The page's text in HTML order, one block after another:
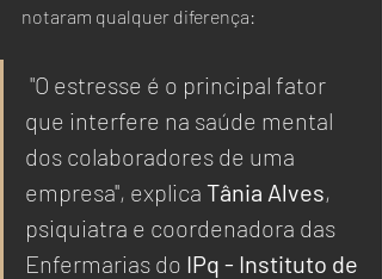
notaram qualquer diferença:
que interfere na saúde mental
dos colaboradores de uma
empresa'', explica Tânia Alves,
psiquiatra e coordenadora das
Enfermarias do IPq - Instituto de